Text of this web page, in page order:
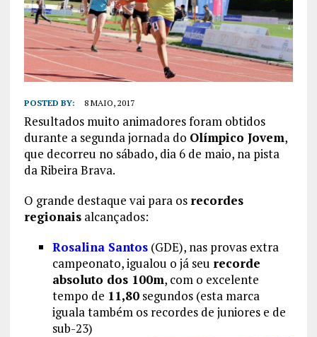
POSTED BY: 8 MAIO, 2017
Resultados muito animadores foram obtidos
durante a segunda jornada do Olímpico Jovem,
que decorreu no sábado, dia 6 de maio, na pista
da Ribeira Brava.
O grande destaque vai para os recordes
regionaisalcançados:
Rosalina Santos(GDE), nas provas extra
campeonato, igualou o já seu recorde
absoluto dos 100m, com o excelente
tempo de 11,80segundos (esta marca
iguala também os recordes de juniores e de
sub-23)